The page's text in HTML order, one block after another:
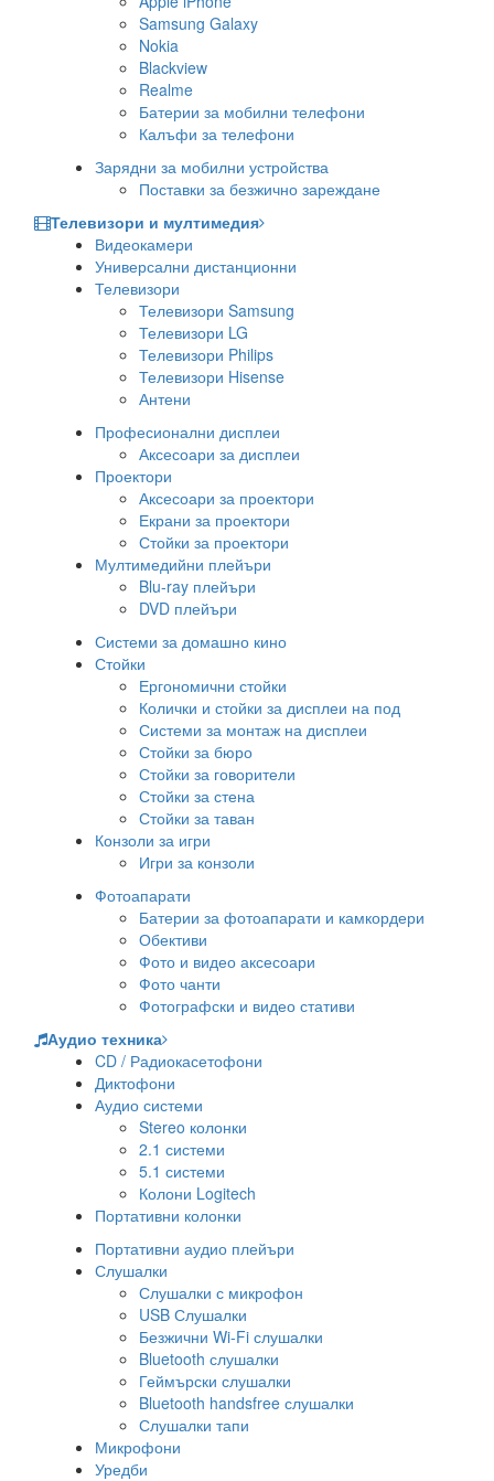
Samsung Galaxy
Nokia
Blackview
Realme
Батерии за мобилни телефони
Калъфи за телефони
Зарядни за мобилни устройства
Поставки за безжично зареждане
Телевизори и мултимедия
Видеокамери
Универсални дистанционни
Телевизори
Телевизори Samsung
Телевизори LG
Телевизори Philips
Телевизори Hisense
Антени
Професионални дисплеи
Аксесоари за дисплеи
Проектори
Аксесоари за проектори
Екрани за проектори
Стойки за проектори
Мултимедийни плейъри
Blu-ray плейъри
DVD плейъри
Системи за домашно кино
Стойки
Ергономични стойки
Колички и стойки за дисплеи на под
Системи за монтаж на дисплеи
Стойки за бюро
Стойки за говорители
Стойки за стена
Стойки за таван
Конзоли за игри
Игри за конзоли
Фотоапарати
Батерии за фотоапарати и камкордери
Обективи
Фото и видео аксесоари
Фото чанти
Фотографски и видео стативи
Аудио техника
CD / Радиокасетофони
Диктофони
Аудио системи
Stereo колонки
2.1 системи
5.1 системи
Колони Logitech
Портативни колонки
Портативни аудио плейъри
Слушалки
Слушалки с микрофон
USB Слушалки
Безжични Wi-Fi слушалки
Bluetooth слушалки
Геймърски слушалки
Bluetooth handsfree слушалки
Слушалки тапи
Микрофони
Уредби